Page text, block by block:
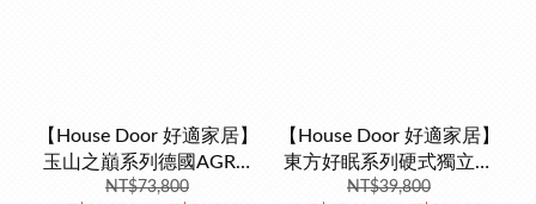
【House Door 好適家居】
玉山之巔系列德國AGRO
獨立筒床墊 (德國AGRO彈
NT$73,800
【House Door 好適家居】
東方好眠系列硬式獨立筒
床墊(東方人專屬 2.4mm彈
NT$39,800